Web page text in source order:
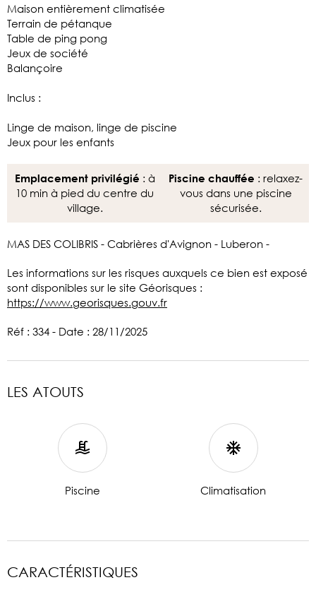
Maison entièrement climatisée
Terrain de pétanque
Table de ping pong
Jeux de société
Balançoire
Inclus :
Linge de maison, linge de piscine
Jeux pour les enfants
Emplacement privilégié : à
10 min à pied du centre du
village.
Piscine chauffée : relaxez-
vous dans une piscine
sécurisée.
MAS DES COLIBRIS - Cabrières d'Avignon - Luberon -
Les informations sur les risques auxquels ce bien est exposé
sont disponibles sur le site Géorisques :
https://www.georisques.gouv.fr
Réf : 334 - Date : 28/11/2025
LES ATOUTS
Piscine Climatisation
CARACTÉRISTIQUES